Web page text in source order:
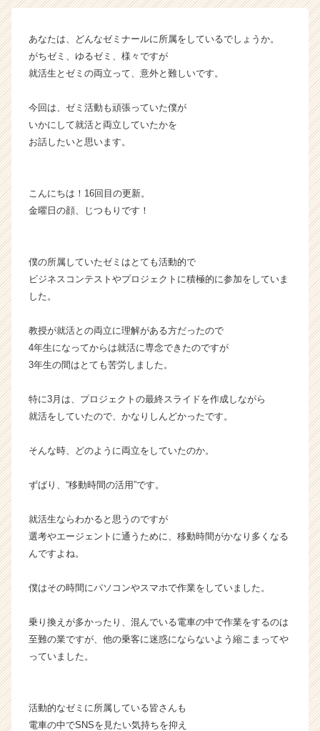
ャ
成
長
企
ら
ス
カ
が
届
サ
イ
ア
ャ
リ
（C
h
e
a
e
e
あなたは、どんなゼミナールに所属をしているでしょうか。
がちゼミ、ゆるゼミ、様々ですが
就活生とゼミの両立って、意外と難しいです。
今回は、ゼミ活動も頑張っていた僕が
いかにして就活と両立していたかを
お話したいと思います。
こんにちは！16回目の更新。
金曜日の顔、じつもりです！
僕の所属していたゼミはとても活動的で
ビジネスコンテストやプロジェクトに積極的に参加をしていま
した。
教授が就活との両立に理解がある方だったので
4年生になってからは就活に専念できたのですが
3年生の間はとても苦労しました。
特に3月は、プロジェクトの最終スライドを作成しながら
就活をしていたので、かなりしんどかったです。
そんな時、どのように両立をしていたのか。
ずばり、“移動時間の活用”です。
就活生ならわかると思うのですが
選考やエージェントに通うために、移動時間がかなり多くなる
んですよね。
僕はその時間にパソコンやスマホで作業をしていました。
乗り換えが多かったり、混んでいる電車の中で作業をするのは
至難の業ですが、他の乗客に迷惑にならないよう縮こまってや
っていました。
活動的なゼミに所属している皆さんも
電車の中でSNSを見たい気持ちを抑え